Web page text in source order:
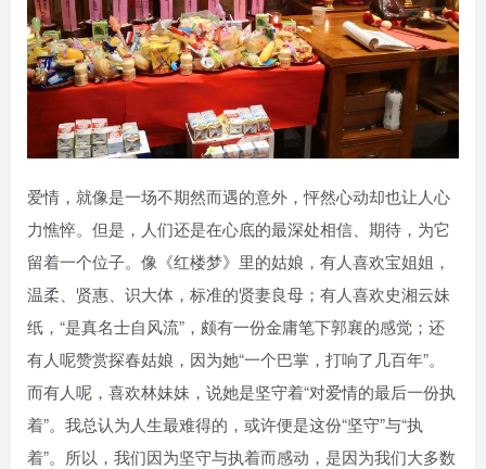
爱情，就像是一场不期然而遇的意外，怦然心动却也让人心
力憔悴。但是，人们还是在心底的最深处相信、期待，为它
留着一个位子。像《红楼梦》里的姑娘，有人喜欢宝姐姐，
温柔、贤惠、识大体，标准的贤妻良母；有人喜欢史湘云妹
纸，“是真名士自风流”，颇有一份金庸笔下郭襄的感觉；还
有人呢赞赏探春姑娘，因为她“一个巴掌，打响了几百年”。
而有人呢，喜欢林妹妹，说她是坚守着“对爱情的最后一份执
着”。我总认为人生最难得的，或许便是这份“坚守”与“执
着”。所以，我们因为坚守与执着而感动，是因为我们大多数